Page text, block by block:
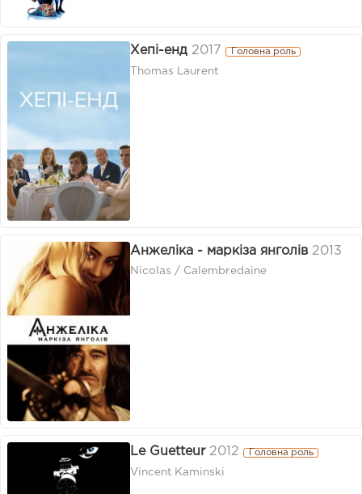
Хепі-енд 2017 Головна роль
Thomas Laurent
Анжеліка - маркіза янголів 2013
Nicolas / Calembredaine
Le Guetteur 2012 Головна роль
Vincent Kaminski